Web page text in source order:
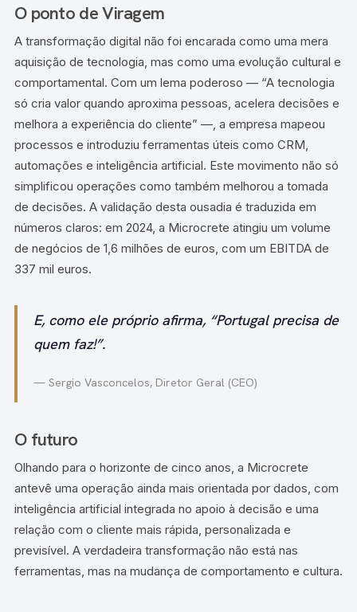
O ponto de Viragem
A transformação digital não foi encarada como uma mera
aquisição de tecnologia, mas como uma evolução cultural e
comportamental. Com um lema poderoso — “A tecnologia
só cria valor quando aproxima pessoas, acelera decisões e
melhora a experiência do cliente” —, a empresa mapeou
processos e introduziu ferramentas úteis como CRM,
automações e inteligência artificial. Este movimento não só
simplificou operações como também melhorou a tomada
de decisões. A validação desta ousadia é traduzida em
números claros: em 2024, a Microcrete atingiu um volume
de negócios de 1,6 milhões de euros, com um EBITDA de
337 mil euros.
E, como ele próprio afirma, “Portugal precisa de
quem faz!”.
— Sergio Vasconcelos, Diretor Geral (CEO)
O futuro
Olhando para o horizonte de cinco anos, a Microcrete
antevê uma operação ainda mais orientada por dados, com
inteligência artificial integrada no apoio à decisão e uma
relação com o cliente mais rápida, personalizada e
previsível. A verdadeira transformação não está nas
ferramentas, mas na mudança de comportamento e cultura.